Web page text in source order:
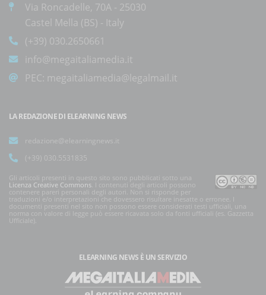
Via Roncadelle, 70A - 25030
Castel Mella (BS) - Italy
(+39) 030.2650661
info@megaitaliamedia.it
PEC: megaitaliamedia@legalmail.it
LA REDAZIONE DI ELEARNING NEWS
redazione@elearningnews.it
(+39) 030.5531835
Gli articoli presenti in questo sito sono pubblicati sotto una
Licenza Creative Commons. I contenuti degli articoli possono
contenere pareri personali degli autori. Non si risponde per
traduzioni e/o interpretazioni che dovessero risultare inesatte o erronee. I
documenti presenti nel sito non possono essere considerati testi ufficiali, una
norma con valore di legge può essere ricavata solo da fonti ufficiali (es. Gazzetta
Ufficiale).
ELEARNING NEWS È UN SERVIZIO